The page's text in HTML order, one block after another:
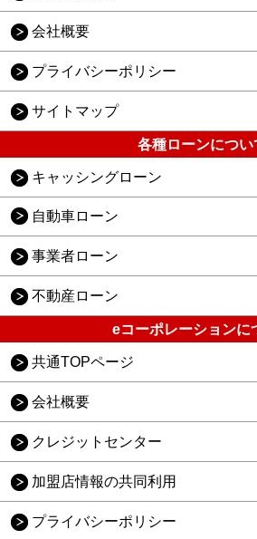
会社概要
プライバシーポリシー
サイトマップ
各種ローンについ
キャッシングローン
自動車ローン
事業者ローン
不動産ローン
eコーポレーションに
共通TOPページ
会社概要
クレジットセンター
加盟店情報の共同利用
プライバシーポリシー